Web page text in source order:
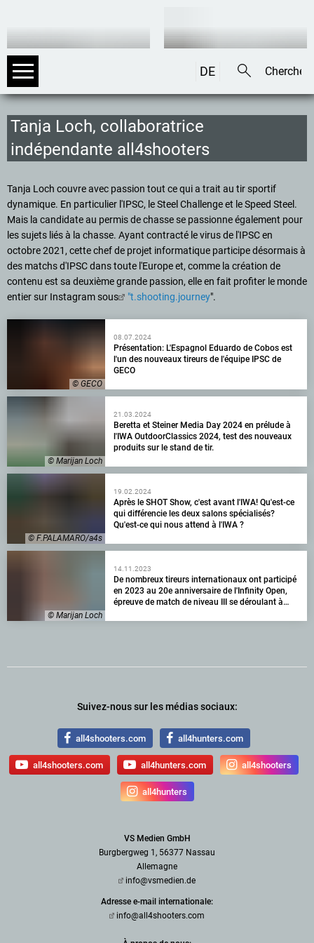
DE
EN
Tanja Loch, collaboratrice
indépendante all4shooters
Tanja Loch couvre avec passion tout ce qui a trait au tir sportif
dynamique. En particulier l'IPSC, le Steel Challenge et le Speed Steel.
Mais la candidate au permis de chasse se passionne également pour
les sujets liés à la chasse. Ayant contracté le virus de l'IPSC en
octobre 2021, cette chef de projet informatique participe désormais à
des matchs d'IPSC dans toute l'Europe et, comme la création de
contenu est sa deuxième grande passion, elle en fait profiter le monde
entier sur Instagram sous
"t.shooting.journey".
© GECO
08.07.2024
Présentation: L'Espagnol Eduardo de Cobos est
l'un des nouveaux tireurs de l'équipe IPSC de
GECO
© Marijan Loch
21.03.2024
Beretta et Steiner Media Day 2024 en prélude à
l'IWA OutdoorClassics 2024, test des nouveaux
produits sur le stand de tir.
© F.PALAMARO/a4s
19.02.2024
Après le SHOT Show, c'est avant l'IWA! Qu'est-ce
qui différencie les deux salons spécialisés?
Qu'est-ce qui nous attend à l'IWA ?
© Marijan Loch
14.11.2023
De nombreux tireurs internationaux ont participé
en 2023 au 20e anniversaire de l'Infinity Open,
épreuve de match de niveau III se déroulant à
Suivez-nous sur les médias sociaux:
all4shooters.com all4hunters.com
all4shooters.com all4hunters.com all4shooters
all4hunters
VS Medien GmbH
Burgbergweg 1, 56377 Nassau
Allemagne
info@vsmedien.de
Adresse e-mail internationale:
info@all4shooters.com